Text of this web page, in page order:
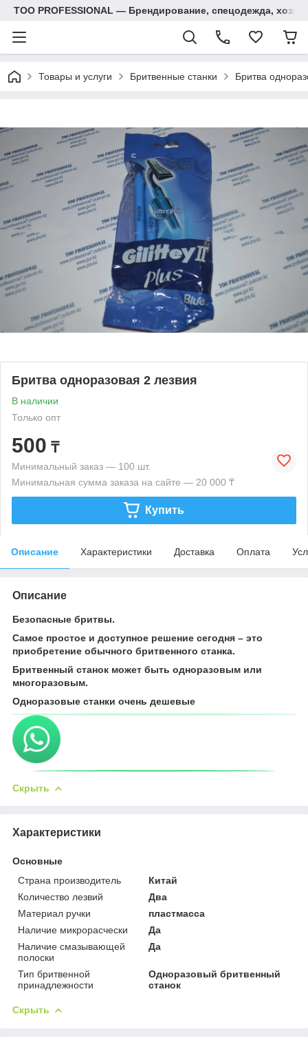
ТОО PROFESSIONAL — Брендирование, спецодежда,
Товары и услуги Бритвенные станки Бритва
Бритва одноразовая 2 лезвия
В наличии
Только опт
500 ₸
Минимальный заказ — 100 шт.
Минимальная сумма заказа на сайте — 20 000 ₸
Купить
Описание Характеристики Доставка Оплата
Описание
Безопасные бритвы.
Самое простое и доступное решение сегодня – это
приобретение обычного бритвенного станка.
Бритвенный станок может быть одноразовым или
многоразовым.
Одноразовые станки очень дешевые
Скрыть
Характеристики
Основные
Страна производитель
Китай
Количество лезвий
Два
Материал ручки
пластмасса
Наличие микрорасчески
Да
Наличие смазывающей
полоски
Да
Тип бритвенной
принадлежности
Одноразовый бритвенный
станок
Скрыть